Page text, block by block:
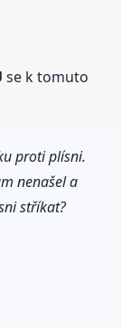
se k tomuto
proti plísni.
nenašel a
stříkat?